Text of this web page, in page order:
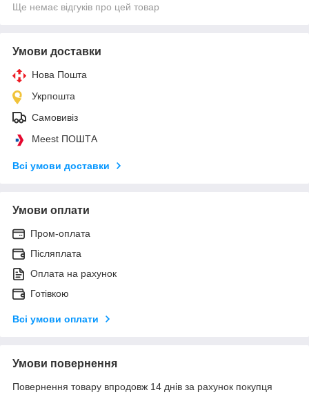
Ще немає відгуків про цей товар
Умови доставки
Нова Пошта
Укрпошта
Самовивіз
Meest ПОШТА
Всі умови доставки
Умови оплати
Пром-оплата
Післяплата
Оплата на рахунок
Готівкою
Всі умови оплати
Умови повернення
Повернення товару впродовж 14 днів за рахунок покупця